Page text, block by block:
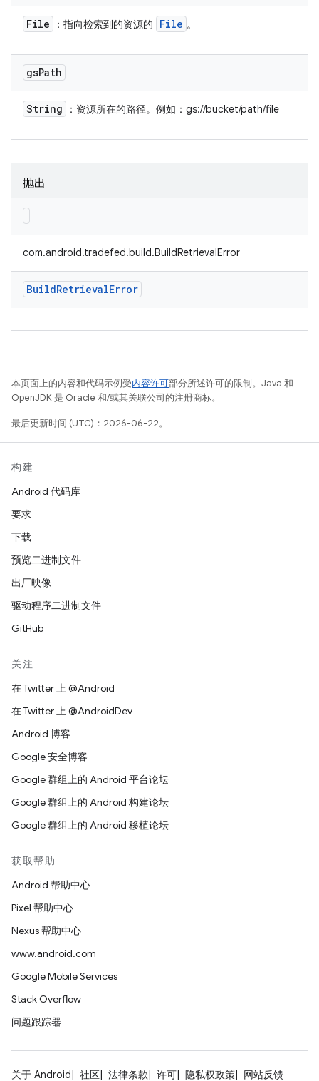
File ：指向检索到的资源的 File 。
gsPath
String ：资源所在的路径。例如：gs://bucket/path/file
抛出
com.android.tradefed.build.BuildRetrievalError
BuildRetrievalError
本页面上的内容和代码示例受内容许可部分所述许可的限制。Java 和
OpenJDK 是 Oracle 和/或其关联公司的注册商标。
最后更新时间 (UTC)：2026-06-22。
构建
Android 代码库
要求
下载
预览二进制文件
出厂映像
驱动程序二进制文件
GitHub
关注
在 Twitter 上 @Android
在 Twitter 上 @AndroidDev
Android 博客
Google 安全博客
Google 群组上的 Android 平台论坛
Google 群组上的 Android 构建论坛
Google 群组上的 Android 移植论坛
获取帮助
Android 帮助中心
Pixel 帮助中心
Nexus 帮助中心
www.android.com
Google Mobile Services
Stack Overflow
问题跟踪器
关于 Android 社区 法律条款 许可 隐私权政策 网站反馈